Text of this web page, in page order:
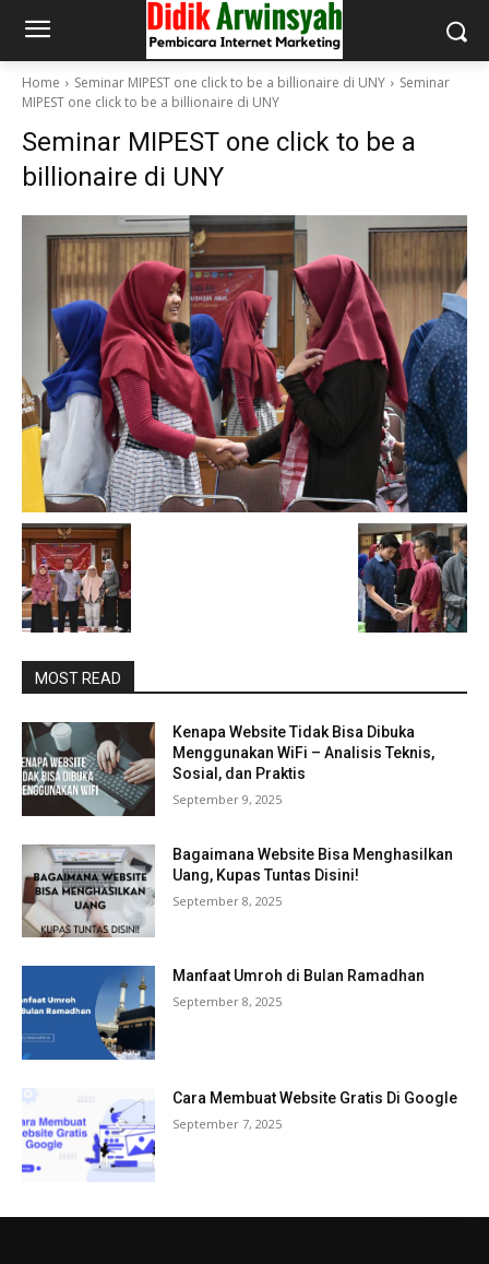
Home Seminar MIPEST one click to be a billionaire di UNY
Seminar
MIPEST one click to be a billionaire di UNY
Seminar MIPEST one click to be a
billionaire di UNY
MOST READ
Kenapa Website Tidak Bisa Dibuka
Menggunakan WiFi – Analisis Teknis,
Sosial, dan Praktis
September 9, 2025
Bagaimana Website Bisa Menghasilkan
Uang, Kupas Tuntas Disini!
September 8, 2025
Manfaat Umroh di Bulan Ramadhan
September 8, 2025
Cara Membuat Website Gratis Di Google
September 7, 2025